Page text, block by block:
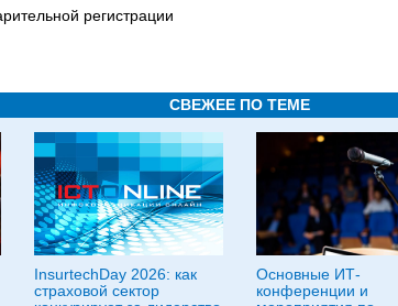
регистрации
СВЕЖЕЕ ПО ТЕМЕ
InsurtechDay 2026: как
страховой сектор
Основные ИТ-
конференции и